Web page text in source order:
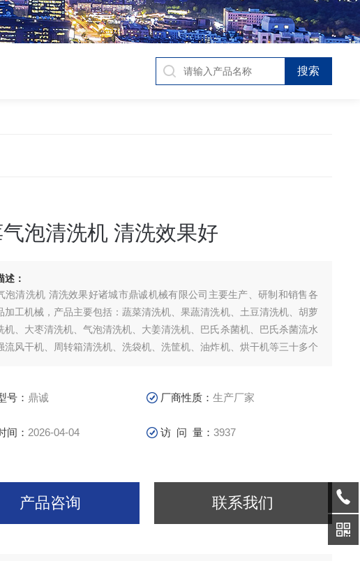
泡清洗机 清洗效果好
述：
泡清洗机 清洗效果好诸城市鼎诚机械有限公司主要生产、研制和销售各
加工机械，产品主要包括：蔬菜清洗机、果蔬清洗机、土豆清洗机、胡萝
机、大枣清洗机、气泡清洗机、大姜清洗机、巴氏杀菌机、巴氏杀菌流水
流风干机、周转箱清洗机、洗袋机、洗筐机、油炸机、烘干机等三十多个
号： 鼎诚 厂商性质：生产厂家
间： 2026-04-04 访 问 量：3937
产品咨询 联系我们